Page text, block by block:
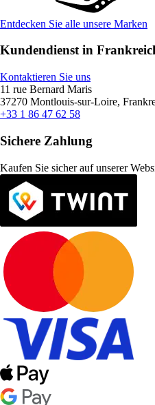
Entdecken Sie alle unsere Marken
Kundendienst in
Kontaktieren Sie uns
11 rue Bernard Maris
37270 Montlouis-sur-Loire,
+33 1 86 47 62 58
Sichere Zahlung
Kaufen Sie sicher auf unserer